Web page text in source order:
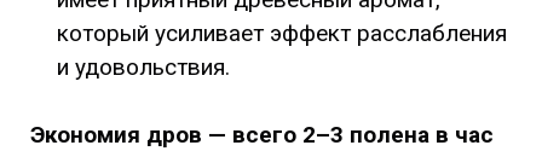
который усиливает эффект расслабления
и удовольствия.
Экономия дров — всего 2–3 полена в час